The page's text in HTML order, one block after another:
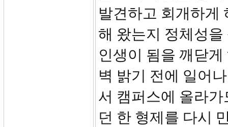
발견하고 회개하게
해 왔는지 정체성
인생이 됨을 깨닫
벽 밝기 전에 일어
서 캠퍼스에 올라
던 한 형제를 다시